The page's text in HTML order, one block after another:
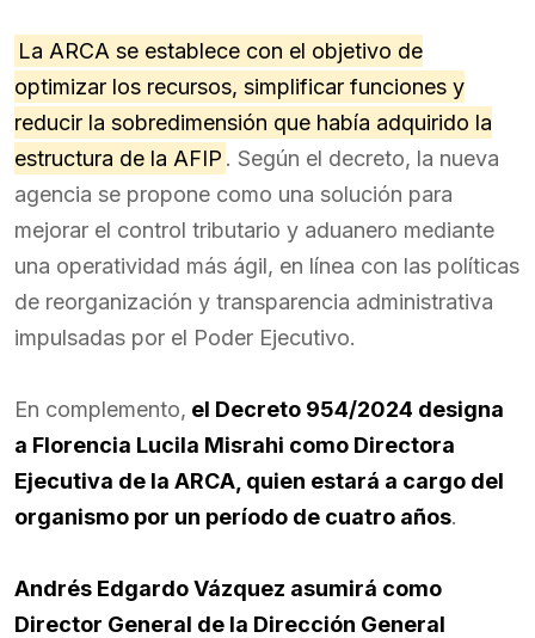
La ARCA se establece con el objetivo de
optimizar los recursos, simplificar funciones y
reducir la sobredimensión que había adquirido la
estructura de la AFIP . Según el decreto, la nueva
agencia se propone como una solución para
mejorar el control tributario y aduanero mediante
una operatividad más ágil, en línea con las políticas
de reorganización y transparencia administrativa
impulsadas por el Poder Ejecutivo.
En complemento, el Decreto 954/2024 designa
a Florencia Lucila Misrahi como Directora
Ejecutiva de la ARCA, quien estará a cargo del
organismo por un período de cuatro años.
Andrés Edgardo Vázquez asumirá como
Director General de la Dirección General